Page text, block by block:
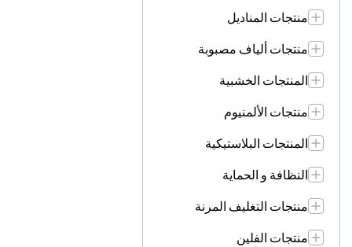
منتجات المناديل
منتجات ألياف مصبوبة
المنتجات الخشبية
منتجات الألمنيوم
المنتجات البلاستيكية
النظافة و الحماية
منتجات التغليف المرنة
منتجات الفلين